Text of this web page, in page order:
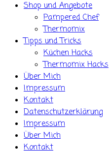
Shop und Angebote
Pampered Chef
Thermomix
Tipps und Tricks
Küchen Hacks
Thermomix Hacks
Über Mich
Impressum
Kontakt
Datenschutzerklärung
Impressum
Über Mich
Kontakt